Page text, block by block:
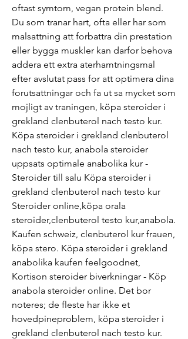
oftast symtom, vegan protein blend.
Du som tranar hart, ofta eller har som
malsattning att forbattra din prestation
eller bygga muskler kan darfor behova
addera ett extra aterhamtningsmal
efter avslutat pass for att optimera dina
forutsattningar och fa ut sa mycket som
mojligt av traningen, köpa steroider i
grekland clenbuterol nach testo kur.
Köpa steroider i grekland clenbuterol
nach testo kur, anabola steroider
uppsats optimale anabolika kur -
Steroider till salu Köpa steroider i
grekland clenbuterol nach testo kur
Steroider online,köpa orala
steroider,clenbuterol testo kur,anabola.
Kaufen schweiz, clenbuterol kur frauen,
köpa stero. Köpa steroider i grekland
anabolika kaufen feelgoodnet,
Kortison steroider biverkningar - Köp
anabola steroider online. Det bor
noteres; de fleste har ikke et
hovedpineproblem, köpa steroider i
grekland clenbuterol nach testo kur.